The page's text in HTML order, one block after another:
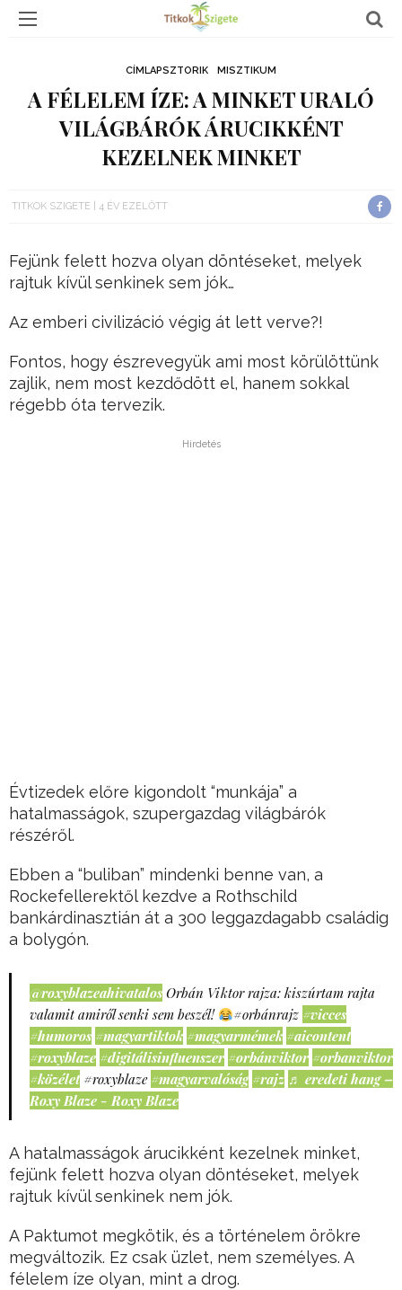
CÍMLAPSZTORIK MISZTIKUM
A FÉLELEM ÍZE: A MINKET URALÓ
VILÁGBÁRÓK ÁRUCIKKÉNT
KEZELNEK MINKET
TITKOK SZIGETE 4 ÉV EZELŐTT
Fejünk felett hozva olyan döntéseket, melyek
rajtuk kívül senkinek sem jók…
Az emberi civilizáció végig át lett verve?!
Fontos, hogy észrevegyük ami most körülöttünk
zajlik, nem most kezdődött el, hanem sokkal
régebb óta tervezik.
Hirdetés
Évtizedek előre kigondolt “munkája” a
hatalmasságok, szupergazdag világbárók
részéről.
Ebben a “buliban” mindenki benne van, a
Rockefellerektől kezdve a Rothschild
bankárdinasztián át a 300 leggazdagabb családig
a bolygón.
@roxyblazeahivatalos Orbán Viktor rajza: kiszúrtam rajta
valamit amiről senki sem beszél!
#orbánrajz #vicces
#humoros #magyartiktok #magyarmémek #aicontent
#roxyblaze #digitálisinfluenszer #orbánviktor #orbanviktor
#közélet #roxyblaze #magyarvalóság #rajz ♬ eredeti hang –
Roxy Blaze - Roxy Blaze
A hatalmasságok árucikként kezelnek minket,
fejünk felett hozva olyan döntéseket, melyek
rajtuk kívül senkinek nem jók.
A Paktumot megkötik, és a történelem örökre
megváltozik. Ez csak üzlet, nem személyes. A
félelem íze olyan, mint a drog.